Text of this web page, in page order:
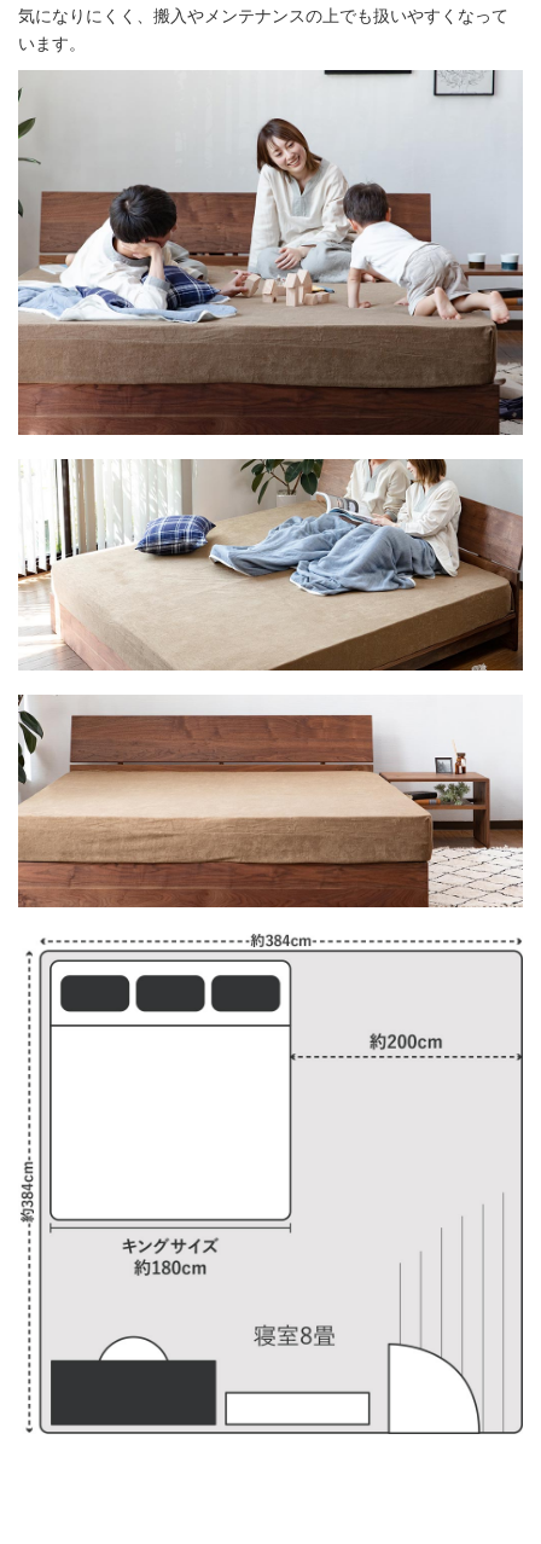
気になりにくく、搬入やメンテナンスの上でも扱いやすくなって
います。